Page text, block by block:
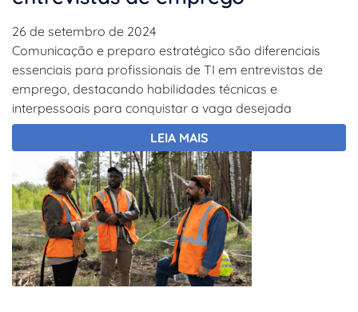
26 de setembro de 2024
Comunicação e preparo estratégico são diferenciais
essenciais para profissionais de TI em entrevistas de
emprego, destacando habilidades técnicas e
interpessoais para conquistar a vaga desejada
LEIA MAIS